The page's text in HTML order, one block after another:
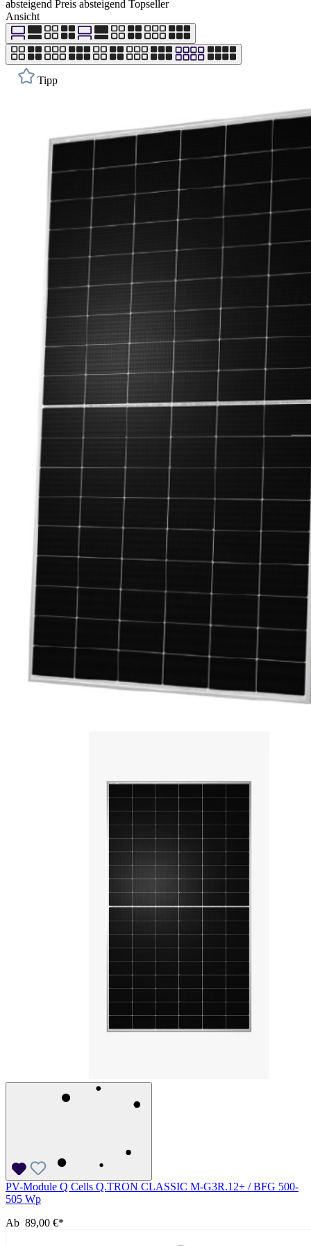
absteigend Preis absteigend Topseller
Ansicht
Tipp
PV-Module Q Cells Q.TRON CLASSIC M-G3R.12+ / BFG 500-
505 Wp
Ab 89,00 €*